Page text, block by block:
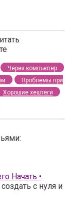
Через компьютер
Проблемы при
Хорошие хештеги
Начать •
с нуля и